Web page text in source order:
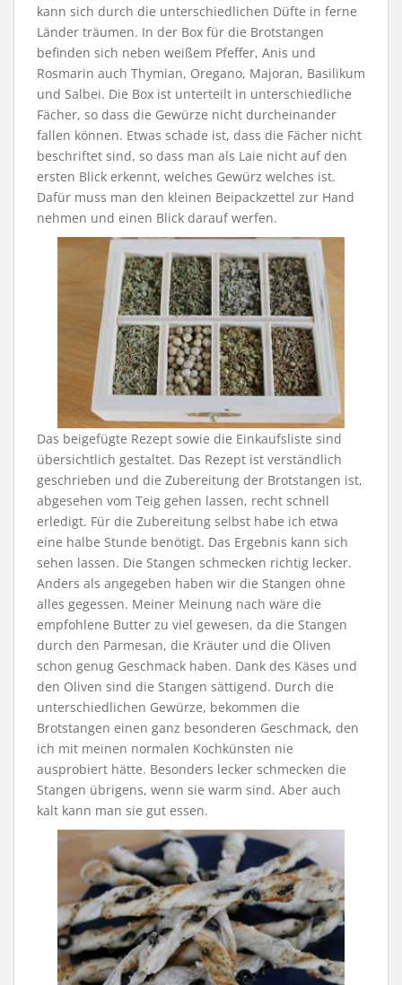
kann sich durch die unterschiedlichen Düfte in ferne
Länder träumen. In der Box für die Brotstangen
befinden sich neben weißem Pfeffer, Anis und
Rosmarin auch Thymian, Oregano, Majoran, Basilikum
und Salbei. Die Box ist unterteilt in unterschiedliche
Fächer, so dass die Gewürze nicht durcheinander
fallen können. Etwas schade ist, dass die Fächer nicht
beschriftet sind, so dass man als Laie nicht auf den
ersten Blick erkennt, welches Gewürz welches ist.
Dafür muss man den kleinen Beipackzettel zur Hand
nehmen und einen Blick darauf werfen.
Das beigefügte Rezept sowie die Einkaufsliste sind
übersichtlich gestaltet. Das Rezept ist verständlich
geschrieben und die Zubereitung der Brotstangen ist,
abgesehen vom Teig gehen lassen, recht schnell
erledigt. Für die Zubereitung selbst habe ich etwa
eine halbe Stunde benötigt. Das Ergebnis kann sich
sehen lassen. Die Stangen schmecken richtig lecker.
Anders als angegeben haben wir die Stangen ohne
alles gegessen. Meiner Meinung nach wäre die
empfohlene Butter zu viel gewesen, da die Stangen
durch den Parmesan, die Kräuter und die Oliven
schon genug Geschmack haben. Dank des Käses und
den Oliven sind die Stangen sättigend. Durch die
unterschiedlichen Gewürze, bekommen die
Brotstangen einen ganz besonderen Geschmack, den
ich mit meinen normalen Kochkünsten nie
ausprobiert hätte. Besonders lecker schmecken die
Stangen übrigens, wenn sie warm sind. Aber auch
kalt kann man sie gut essen.